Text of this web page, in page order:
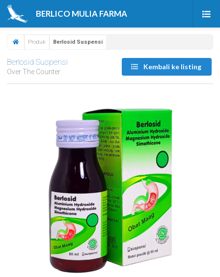
BERLICO MULIA FARMA
Produk
Tentang Kami
Kontak Kami
Produk Berlosid Suspensi
Berlosid Suspensi
Over The Counter
Kembali ke listing